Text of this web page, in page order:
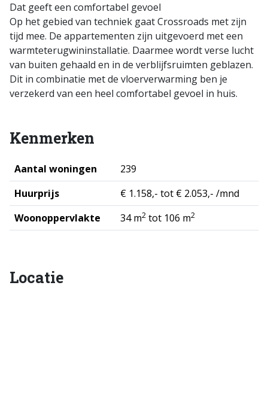
Dat geeft een comfortabel gevoel
Op het gebied van techniek gaat Crossroads met zijn
tijd mee. De appartementen zijn uitgevoerd met een
warmteterugwininstallatie. Daarmee wordt verse lucht
van buiten gehaald en in de verblijfsruimten geblazen.
Dit in combinatie met de vloerverwarming ben je
verzekerd van een heel comfortabel gevoel in huis.
Kenmerken
Aantal woningen
239
Huurprijs
€ 1.158,- tot € 2.053,- /mnd
Woonoppervlakte
34 m2 tot 106 m2
Locatie